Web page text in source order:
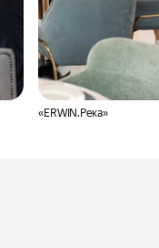
«ERWIN.Река»